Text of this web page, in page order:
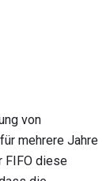
von
mehrere Jahre
FIFO diese